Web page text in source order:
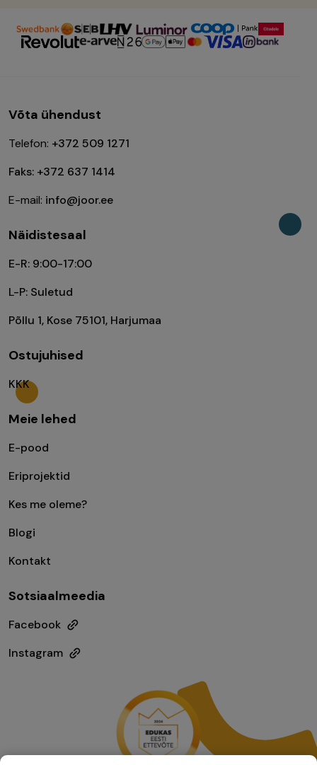
Võta ühendust
Telefon: +372 509 1271
Faks: +372 637 1414
E-mail: info@joor.ee
Näidistesaal
E-R: 9:00-17:00
L-P: Suletud
Põllu 1, Kose 75101, Harjumaa
Ostujuhised
KKK
Meie lehed
E-pood
Eriprojektid
Kes me oleme?
Blogi
Kontakt
Sotsiaalmeedia
Facebook
Instagram